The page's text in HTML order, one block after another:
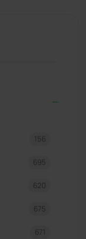
156
695
620
675
671